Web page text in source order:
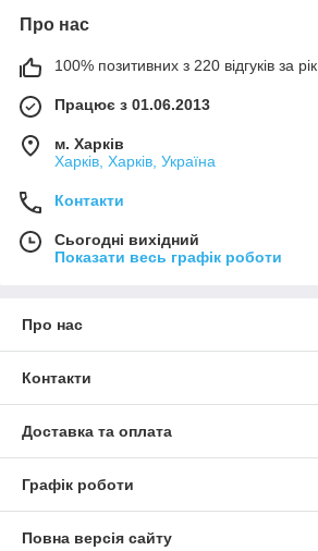
Про нас
100% позитивних з 220 відгуків за рік
Працює з 01.06.2013
м. Харків
Харків, Харків, Україна
Контакти
Сьогодні вихідний
Показати весь графік роботи
Про нас
Контакти
Доставка та оплата
Графік роботи
Повна версія сайту